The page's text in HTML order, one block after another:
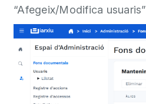
“Afegeix/Modifica usuaris”